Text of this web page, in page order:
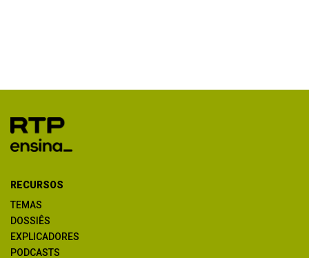
RECURSOS
TEMAS
DOSSIÊS
EXPLICADORES
PODCASTS